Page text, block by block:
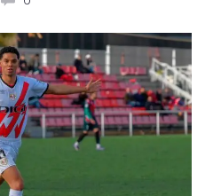
Real Betis
Deportivo Alavés
CA Osasuna
Real Sociedad
UD Las Palmas